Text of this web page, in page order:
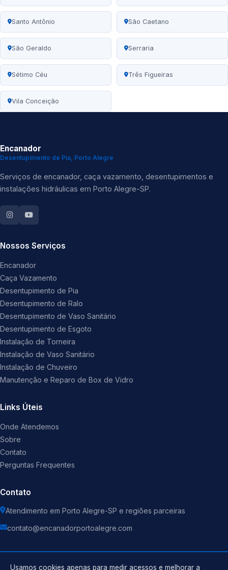
Santo Antônio São Caetano
São Geraldo Serraria
Sétimo Céu Três Figueiras
Vila Conceição
Encanador
Desentupimento de Pia, Porto Alegre
Serviços de encanador, caça vazamento, desentupimentos e
instalações hidráulicas em Porto Alegre-SP.
Nossos Serviços
Encanador
Caça Vazamento
Desentupimento de Pia
Desentupimento de Ralo
Desentupimento de Vaso Sanitário
Desentupimento de Esgoto
Instalação de Torneira
Instalação de Vaso Sanitário
Instalação de Chuveiro
Manutenção e Reparo de Box de Vidro
Links Úteis
Onde Atendemos
Sobre
Contato
Perguntas Frequentes
Contato
Atendimento em Porto Alegre-SP e regiões parceiras
contato@encanadorportoalegre.com
Usamos cookies apenas para medir acessos e melhorar a